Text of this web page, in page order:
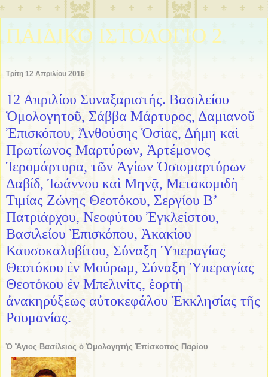
ΠΑΙΔΙΚΟ ΙΣΤΟΛΟΓΙΟ 2
Τρίτη 12 Απριλίου 2016
12 Απριλίου Συναξαριστής. Βασιλείου
Ὁμολογητοῦ, Σάββα Μάρτυρος, Δαμιανοῦ
Ἐπισκόπου, Ἀνθούσης Ὁσίας, Δήμη καὶ
Πρωτίωνος Μαρτύρων, Ἀρτέμονος
Ἱερομάρτυρα, τῶν Ἁγίων Ὁσιομαρτύρων
Δαβίδ, Ἰωάννου καὶ Μηνᾷ, Μετακομιδὴ
Τιμίας Ζώνης Θεοτόκου, Σεργίου Β’
Πατριάρχου, Νεοφύτου Ἐγκλείστου,
Βασιλείου Ἐπισκόπου, Ἀκακίου
Καυσοκαλυβίτου, Σύναξη Ὑπεραγίας
Θεοτόκου ἐν Μούρωμ, Σύναξη Ὑπεραγίας
Θεοτόκου ἐν Μπελινίτς, ἑορτὴ
ἀνακηρύξεως αὐτοκεφάλου Ἐκκλησίας τῆς
Ρουμανίας.
Ὁ Ἅγιος Βασίλειος ὁ Ὁμολογητὴς Ἐπίσκοπος Παρίου